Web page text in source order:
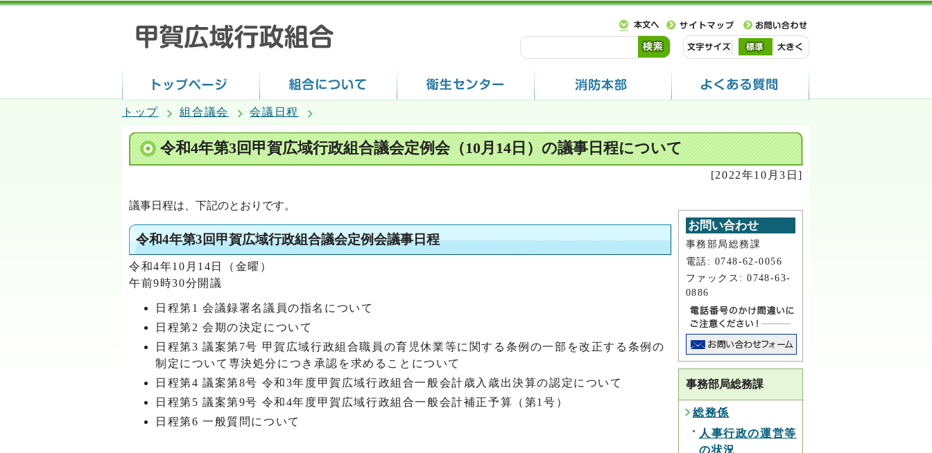
トップ 組合議会 会議日程
令和4年第3回甲賀広域行政組合議会定例会（10月14日）の議事日程について
[2022年10月3日]
議事日程は、下記のとおりです。
令和4年第3回甲賀広域行政組合議会定例会議事日程
令和4年10月14日（金曜）
午前9時30分開議
日程第1 会議録署名議員の指名について
日程第2 会期の決定について
日程第3 議案第7号 甲賀広域行政組合職員の育児休業等に関する条例の一部を改正する条例の
制定について専決処分につき承認を求めることについて
日程第4 議案第8号 令和3年度甲賀広域行政組合一般会計歳入歳出決算の認定について
日程第5 議案第9号 令和4年度甲賀広域行政組合一般会計補正予算（第1号）
日程第6 一般質問について
お問い合わせ
事務部局総務課
電話: 0748-62-0056
ファックス: 0748-63-
0886
事務部局総務課
総務係
人事行政の運営等
の状況